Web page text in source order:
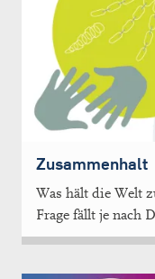
Zusammenhalt
Was hält die Welt
Frage fällt je nach